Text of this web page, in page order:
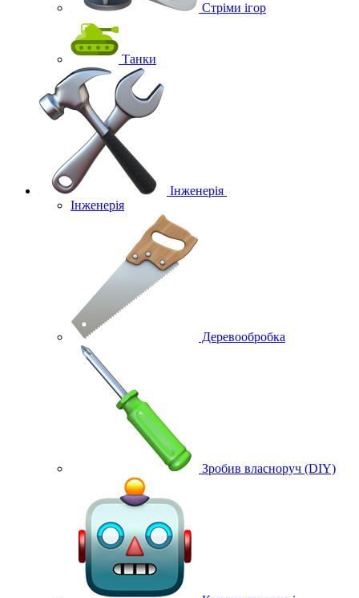
Стріми ігор
Танки
Інженерія
Інженерія
Деревообробка
Зробив власноруч (DIY)